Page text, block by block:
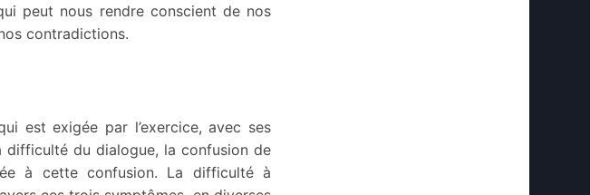
peut nous rendre conscient de nos
contradictions.
est exigée par l’exercice, avec ses
difficulté du dialogue, la confusion de
à cette confusion. La difficulté à